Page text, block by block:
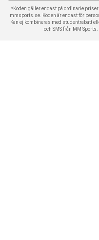
*Koden gäller endast på ordinarie
mmsports.se. Koden är endast för
Kan ej kombineras med studentrabatt
och SMS från MM